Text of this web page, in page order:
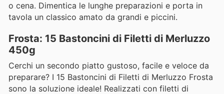
o cena. Dimentica le lunghe preparazioni e porta in
tavola un classico amato da grandi e piccini.
Frosta: 15 Bastoncini di Filetti di Merluzzo
450g
Cerchi un secondo piatto gustoso, facile e veloce da
preparare? I 15 Bastoncini di Filetti di Merluzzo Frosta
sono la soluzione ideale! Realizzati con filetti di